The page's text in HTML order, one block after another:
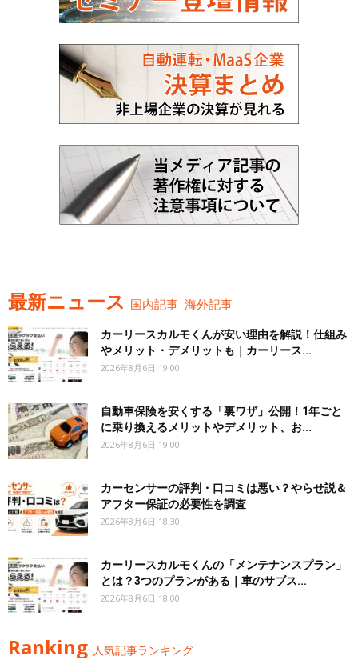
最新ニュース 国内記事 海外記事
カーリースカルモくんが安い理由を解説！仕組み
やメリット・デメリットも｜カーリース...
2026年8月6日 19:00
自動車保険を安くする「裏ワザ」公開！1年ごと
に乗り換えるメリットやデメリット、お...
2026年8月6日 19:00
カーセンサーの評判・口コミは悪い？やらせ説＆
アフター保証の必要性を調査
2026年8月6日 18:30
カーリースカルモくんの「メンテナンスプラン」
とは？3つのプランがある｜車のサブス...
2026年8月6日 18:00
Ranking 人気記事ランキング